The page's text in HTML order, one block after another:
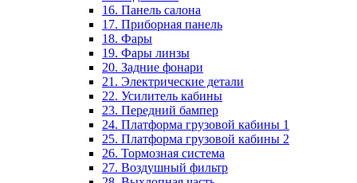
16. Панель салона
17. Приборная панель
18. Фары
19. Фары линзы
20. Задние фонари
21. Электрические детали
22. Усилитель кабины
23. Передний бампер
24. Платформа грузовой кабины 1
25. Платформа грузовой кабины 2
26. Тормозная система
27. Воздушный фильтр